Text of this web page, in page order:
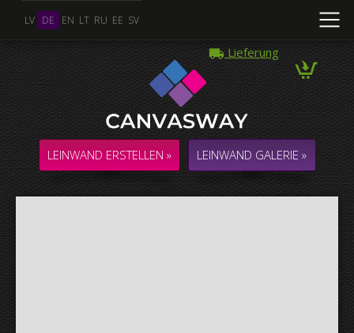
LV DE EN LT RU EE SV
Lieferung
LEINWAND ERSTELLEN » LEINWAND GALERIE »
Mehrere Fotos
COLLAGE / KOMPOSITION aus mehreren Fotos